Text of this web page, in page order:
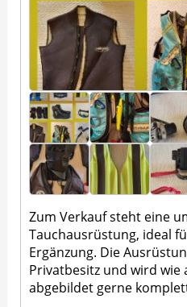
Zum Verkauf steht eine
Tauchausrüstung, ideal
Ergänzung. Die
Privatbesitz und wird wie
abgebildet gerne